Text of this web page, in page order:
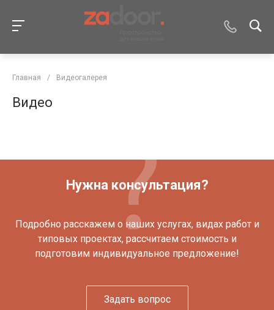
Главная / Видеогалерея
Видео
Нужна консультация?
Подробно расскажем о наших услугах, видах работ и
типовых проектах, рассчитаем стоимость и
подготовим индивидуальное предложение!
Задать вопрос